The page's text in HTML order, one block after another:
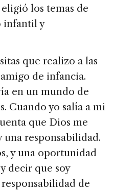
los temas de
infantil y
que realizo a las
de infancia.
en un mundo de
Cuando yo salía a mi
que Dios me
responsabilidad.
y una oportunidad
decir que soy
de